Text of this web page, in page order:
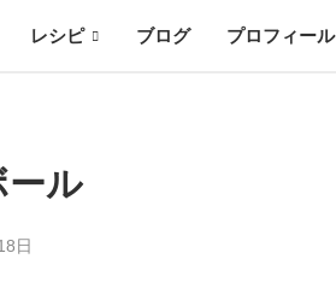
レシピ ブログ プロフィール
ル
日